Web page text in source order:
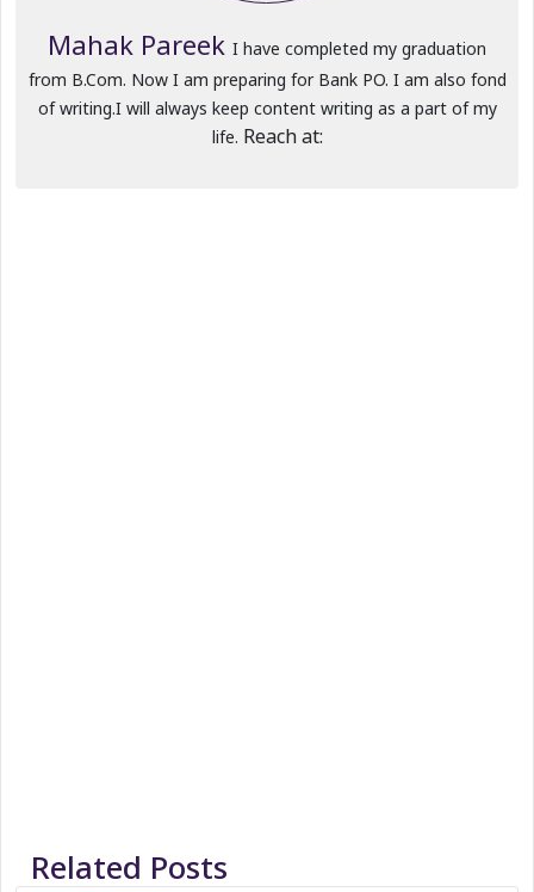
Mahak Pareek I have completed my graduation
from B.Com. Now I am preparing for Bank PO. I am also fond
of writing.I will always keep content writing as a part of my
life. Reach at:
Related Posts